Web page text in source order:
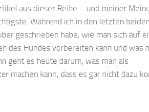
aus dieser Reihe – und meiner
Während ich in den letzten beiden
geschrieben habe, wie man sich auf
des Hundes vorbereiten kann und was
geht es heute darum, was man als
machen kann, dass es gar nicht dazu